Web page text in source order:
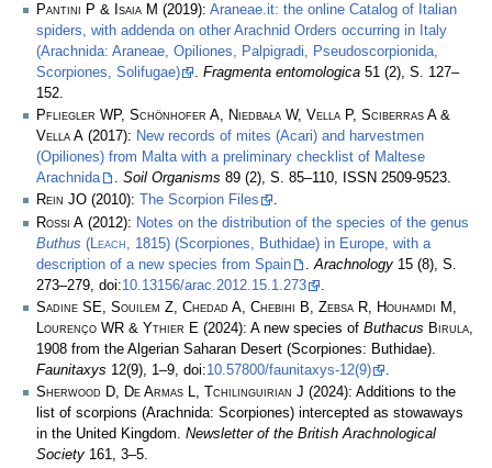
Pantini P & Isaia M (2019): Araneae.it: the online Catalog of Italian
spiders, with addenda on other Arachnid Orders occurring in Italy
(Arachnida: Araneae, Opiliones, Palpigradi, Pseudoscorpionida,
Scorpiones, Solifugae)
. Fragmenta entomologica 51 (2), S. 127–
152.
Pfliegler WP, Schönhofer A, Niedbała W, Vella P, Sciberras A &
Vella A (2017): New records of mites (Acari) and harvestmen
(Opiliones) from Malta with a preliminary checklist of Maltese
Arachnida
. Soil Organisms 89 (2), S. 85–110, ISSN 2509-9523.
Rein JO (2010): The Scorpion Files
.
Rossi A (2012): Notes on the distribution of the species of the genus
Buthus ( Leach , 1815) (Scorpiones, Buthidae) in Europe, with a
description of a new species from Spain
Arachnology 15 (8), S.
273–279, doi:10.13156/arac.2012.15.1.273
Sadine SE, Souilem Z, Chedad A, Chebihi B, Zebsa R, Houhamdi M,
Lourenço WR & Ythier E (2024): A new species of Buthacus Birula,
1908 from the Algerian Saharan Desert (Scorpiones: Buthidae).
Faunitaxys 12(9), 1–9, doi:10.57800/faunitaxys-12(9)
.
Sherwood D, De Armas L, Tchilinguirian J (2024): Additions to the
list of scorpions (Arachnida: Scorpiones) intercepted as stowaways
in the United Kingdom. Newsletter of the British Arachnological
Society 161, 3–5.